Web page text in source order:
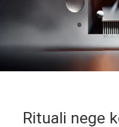
Rituali nege